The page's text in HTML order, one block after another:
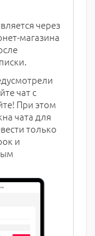
через
магазина
чат с
При этом
чата для
только
и